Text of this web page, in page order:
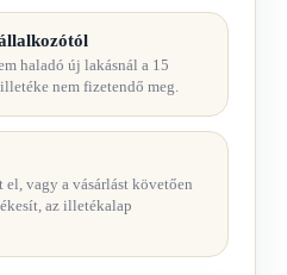
haladó új lakásnál a 15
nem fizetendő meg.
el, vagy a vásárlást követően
az illetékalap